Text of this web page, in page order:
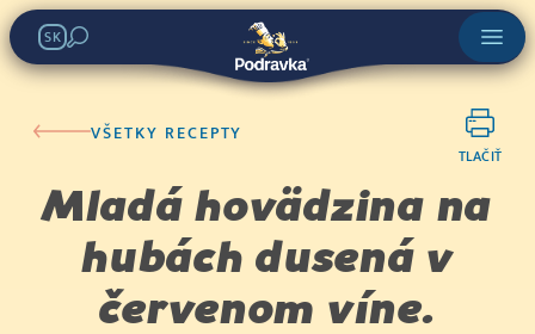
SK
VŠETKY RECEPTY
TLAČIŤ
Mladá hovädzina na
hubách dusená v
červenom víne.